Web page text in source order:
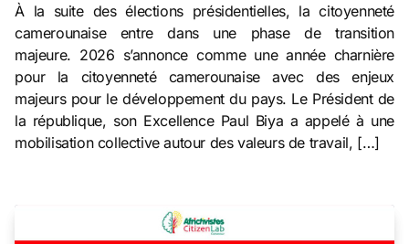
À la suite des élections présidentielles, la citoyenneté
camerounaise entre dans une phase de transition
majeure. 2026 s’annonce comme une année charnière
pour la citoyenneté camerounaise avec des enjeux
majeurs pour le développement du pays. Le Président de
la république, son Excellence Paul Biya a appelé à une
mobilisation collective autour des valeurs de travail, […]